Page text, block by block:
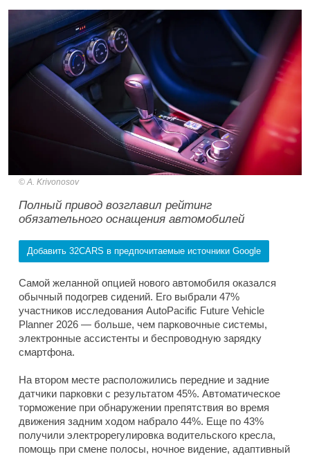
A. Krivonosov
Полный привод возглавил рейтинг
обязательного оснащения автомобилей
Добавить 32CARS в предпочитаемые источники Google
Самой желанной опцией нового автомобиля оказался
обычный подогрев сидений. Его выбрали 47%
участников исследования AutoPacific Future Vehicle
Planner 2026 — больше, чем парковочные системы,
электронные ассистенты и беспроводную зарядку
смартфона.
На втором месте расположились передние и задние
датчики парковки с результатом 45%. Автоматическое
торможение при обнаружении препятствия во время
движения задним ходом набрало 44%. Еще по 43%
получили электрорегулировка водительского кресла,
помощь при смене полосы, ночное видение, адаптивный